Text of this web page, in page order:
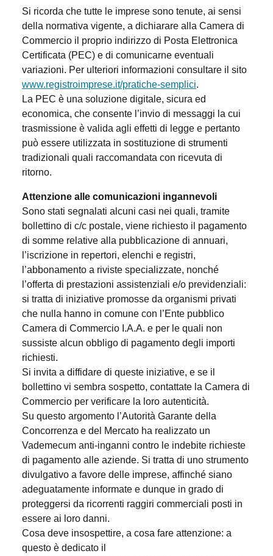
Si ricorda che tutte le imprese sono tenute, ai sensi
della normativa vigente, a dichiarare alla Camera di
Commercio il proprio indirizzo di Posta Elettronica
Certificata (PEC) e di comunicarne eventuali
variazioni. Per ulteriori informazioni consultare il sito
www.registroimprese.it/pratiche-semplici.
La PEC è una soluzione digitale, sicura ed
economica, che consente l’invio di messaggi la cui
trasmissione è valida agli effetti di legge e pertanto
può essere utilizzata in sostituzione di strumenti
tradizionali quali raccomandata con ricevuta di
ritorno.
Attenzione alle comunicazioni ingannevoli
Sono stati segnalati alcuni casi nei quali, tramite
bollettino di c/c postale, viene richiesto il pagamento
di somme relative alla pubblicazione di annuari,
l’iscrizione in repertori, elenchi e registri,
l’abbonamento a riviste specializzate, nonché
l’offerta di prestazioni assistenziali e/o previdenziali:
si tratta di iniziative promosse da organismi privati
che nulla hanno in comune con l’Ente pubblico
Camera di Commercio I.A.A. e per le quali non
sussiste alcun obbligo di pagamento degli importi
richiesti.
Si invita a diffidare di queste iniziative, e se il
bollettino vi sembra sospetto, contattate la Camera di
Commercio per verificare la loro autenticità.
Su questo argomento l’Autorità Garante della
Concorrenza e del Mercato ha realizzato un
Vademecum anti-inganni contro le indebite richieste
di pagamento alle aziende. Si tratta di uno strumento
divulgativo a favore delle imprese, affinché siano
adeguatamente informate e dunque in grado di
proteggersi da ricorrenti raggiri commerciali posti in
essere ai loro danni.
Cosa deve insospettire, a cosa fare attenzione: a
questo è dedicato il